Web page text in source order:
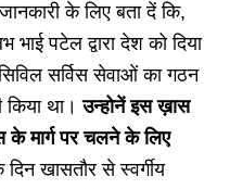
के लिए बता दें कि,
पटेल द्वारा देश को दिया
सर्विस सेवाओं का गठन
किया था।उन्होनें इस ख़ास
के मार्ग पर चलने के लिए
खासतौर से स्वर्गीय